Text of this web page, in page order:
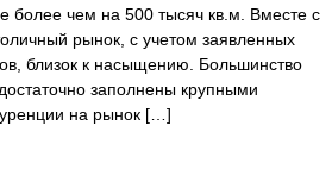
более чем на 500 тысяч кв.м. Вместе с
рынок, с учетом заявленных
близок к насыщению. Большинство
заполнены крупными
на рынок […]